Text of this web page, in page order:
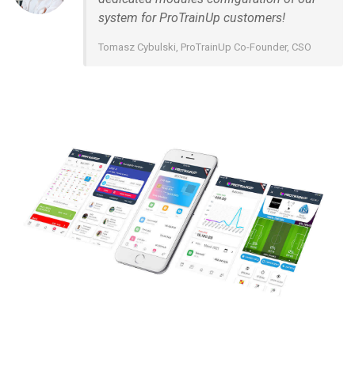
system for ProTrainUp customers!
Tomasz Cybulski, ProTrainUp Co-Founder, CSO